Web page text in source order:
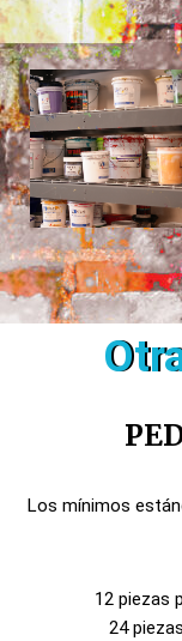
Los mínimos
12 piezas
24